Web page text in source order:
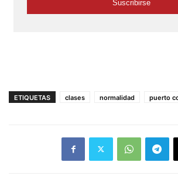
ETIQUETAS clases normalidad puerto